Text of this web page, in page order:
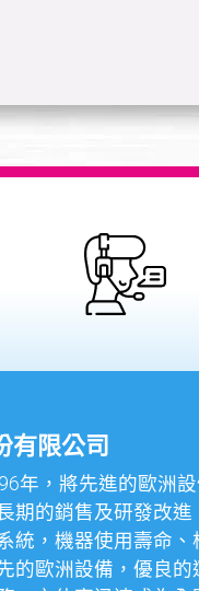
有限公司
年，將先進的歐洲設
期的銷售及研發改進
統，機器使用壽命、
的歐洲設備，優良的